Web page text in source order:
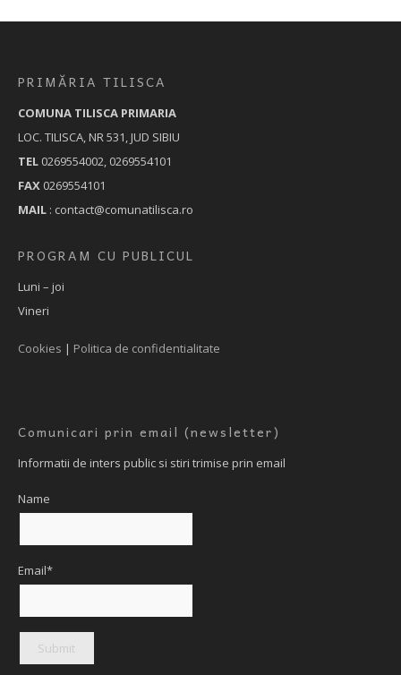
PRIMĂRIA TILISCA
COMUNA TILISCA PRIMARIA
LOC. TILISCA, NR 531, JUD SIBIU
TEL 0269554002, 0269554101
FAX 0269554101
MAIL : contact@comunatilisca.ro
PROGRAM CU PUBLICUL
Luni – joi
Vineri
Cookies | Politica de confidentialitate
Comunicari prin email (newsletter)
Informatii de inters public si stiri trimise prin email
Name
Email*